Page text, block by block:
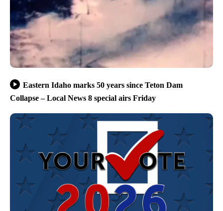
Eastern Idaho marks 50 years since Teton Dam
Collapse – Local News 8 special airs Friday